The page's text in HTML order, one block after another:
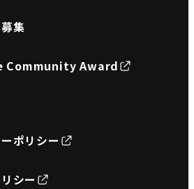
集
Community Award
ポリシー
シー